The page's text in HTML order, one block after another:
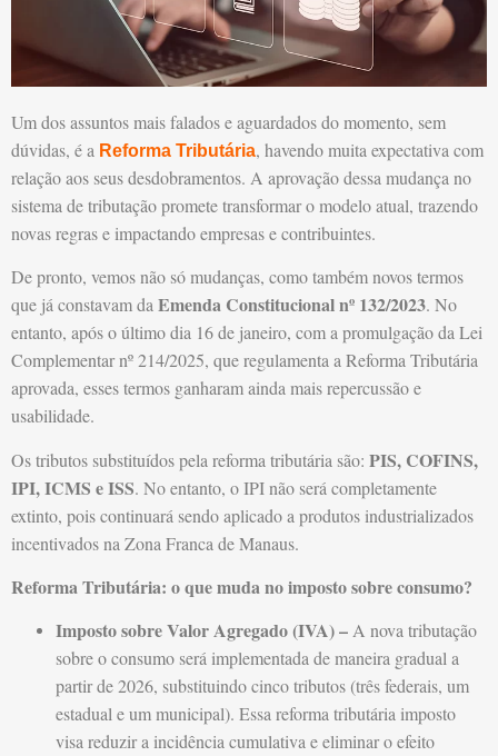
Um dos assuntos mais falados e aguardados do momento, sem
dúvidas, é a Reforma Tributária, havendo muita expectativa com
relação aos seus desdobramentos. A aprovação dessa mudança no
sistema de tributação promete transformar o modelo atual, trazendo
novas regras e impactando empresas e contribuintes.
De pronto, vemos não só mudanças, como também novos termos
que já constavam daEmenda Constitucional nº 132/2023. No
entanto, após o último dia 16 de janeiro, com a promulgação da Lei
Complementar nº 214/2025, que regulamenta a Reforma Tributária
aprovada, esses termos ganharam ainda mais repercussão e
usabilidade.
Os tributos substituídos pela reforma tributária são: PIS, COFINS,
IPI, ICMS e ISS. No entanto, o IPI não será completamente
extinto, pois continuará sendo aplicado a produtos industrializados
incentivados na Zona Franca de Manaus.
Reforma Tributária: o que muda no imposto sobre consumo?
Imposto sobre Valor Agregado (IVA) –A nova tributação
sobre o consumo será implementada de maneira gradual a
partir de 2026, substituindo cinco tributos (três federais, um
estadual e um municipal). Essa reforma tributária imposto
visa reduzir a incidência cumulativa e eliminar o efeito